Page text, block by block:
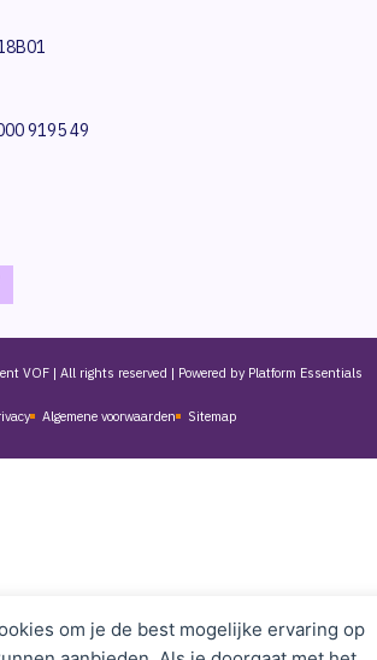
om je de best mogelijke ervaring op
9195 49
VOF | All rights reserved | Powered by Platform Essentials
Algemene voorwaarden Sitemap